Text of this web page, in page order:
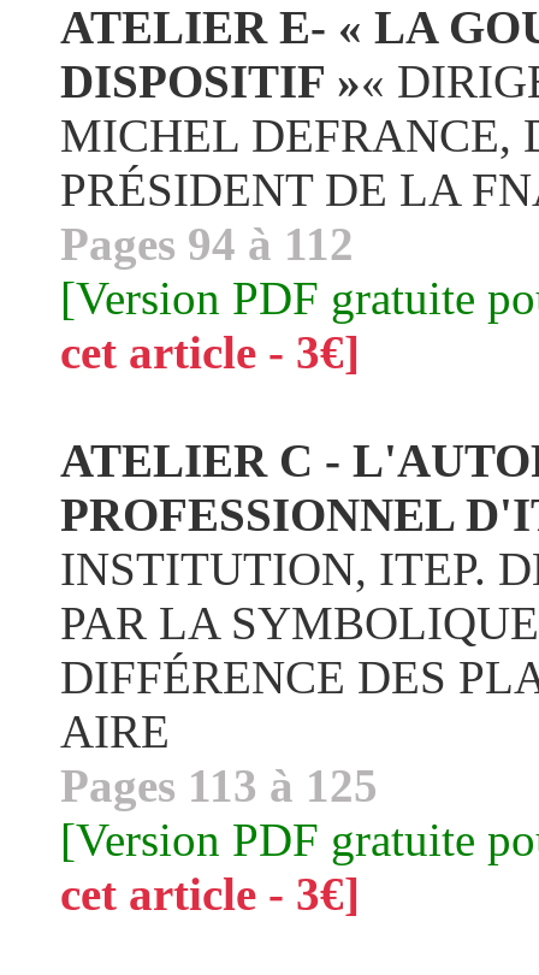
ATELIER E- « LA
DISPOSITIF »«
MICHEL DEFRANCE,
PRÉSIDENT DE LA
Pages 94 à 112
[Version PDF gratuite
cet article - 3€]
ATELIER C -
PROFESSIONNEL
INSTITUTION, ITEP.
PAR LA
DIFFÉRENCE DES
AIRE
Pages 113 à 125
[Version PDF gratuite
cet article - 3€]